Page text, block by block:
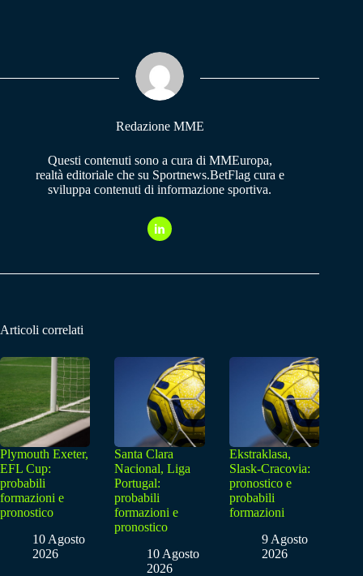
pp m
Redazione MME
Questi contenuti sono a cura di MMEuropa,
realtà editoriale che su Sportnews.BetFlag cura e
sviluppa contenuti di informazione sportiva.
Articoli correlati
Plymouth Exeter,
EFL Cup:
probabili
formazioni e
pronostico
10 Agosto
2026
Santa Clara
Nacional, Liga
Portugal:
probabili
formazioni e
pronostico
10 Agosto
2026
Ekstraklasa,
Slask-Cracovia:
pronostico e
probabili
formazioni
9 Agosto
2026